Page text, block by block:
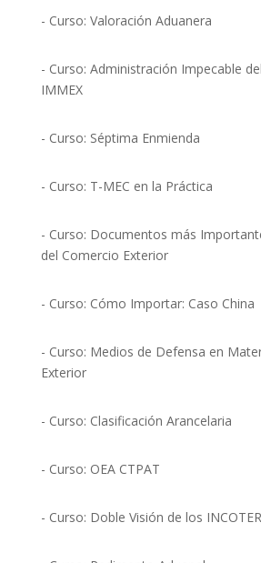
- Curso: Valoración Aduanera
- Curso: Administración Impecable
IMMEX
- Curso: Séptima Enmienda
- Curso: T-MEC en la Práctica
- Curso: Documentos más
del Comercio Exterior
- Curso: Cómo Importar: Caso China
- Curso: Medios de Defensa en
Exterior
- Curso: Clasificación Arancelaria
- Curso: OEA CTPAT
- Curso: Doble Visión de los